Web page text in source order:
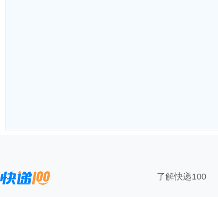
了解快递100